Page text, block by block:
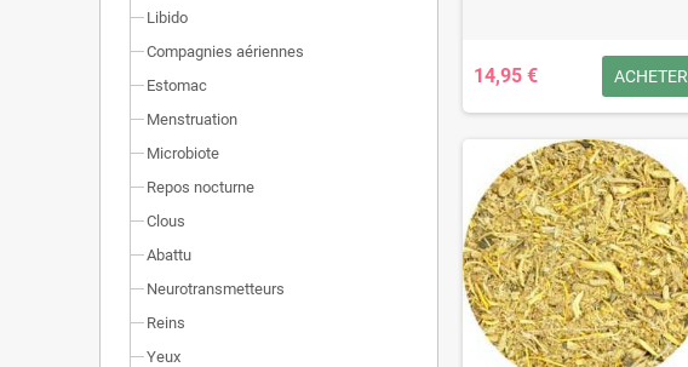
Libido
Compagnies aériennes
Estomac
Menstruation
Microbiote
Repos nocturne
Clous
Abattu
Neurotransmetteurs
Reins
Yeux
14,95 € ACHETER